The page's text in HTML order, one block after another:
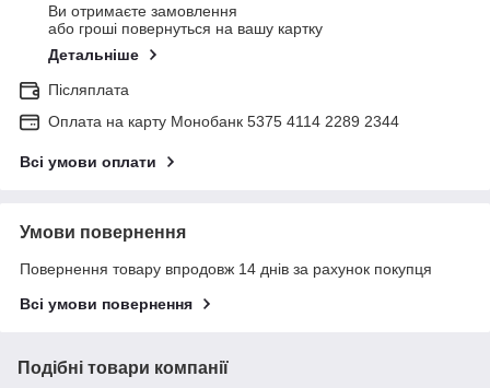
Ви отримаєте замовлення
або гроші повернуться на вашу картку
Детальніше
Післяплата
Оплата на карту Монобанк 5375 4114 2289 2344
Всі умови оплати
Умови повернення
Повернення товару впродовж 14 днів за рахунок покупця
Всі умови повернення
Подібні товари компанії